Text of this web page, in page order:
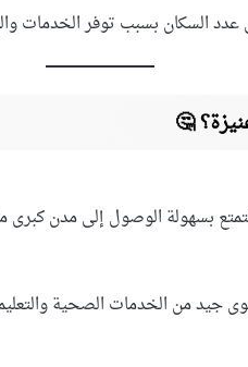
السكان بسبب توفر الخدمات
🤔
بسهولة الوصول إلى مدن كبرى
جيد من الخدمات الصحية